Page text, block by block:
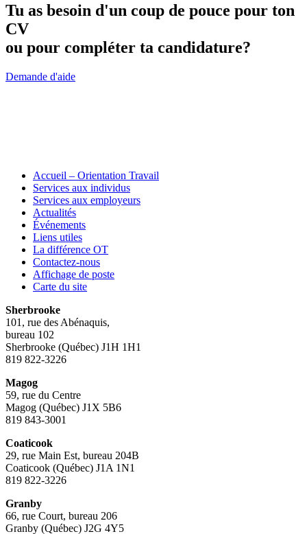
Tu as besoin d'un coup de pouce pour ton
CV
ou pour compléter ta candidature?
Demande d'aide
Accueil – Orientation Travail
Services aux individus
Services aux employeurs
Actualités
Événements
Liens utiles
La différence OT
Contactez-nous
Affichage de poste
Carte du site
Sherbrooke
101, rue des Abénaquis,
bureau 102
Sherbrooke (Québec) J1H 1H1
819 822-3226
Magog
59, rue du Centre
Magog (Québec) J1X 5B6
819 843-3001
Coaticook
29, rue Main Est, bureau 204B
Coaticook (Québec) J1A 1N1
819 822-3226
Granby
66, rue Court, bureau 206
Granby (Québec) J2G 4Y5